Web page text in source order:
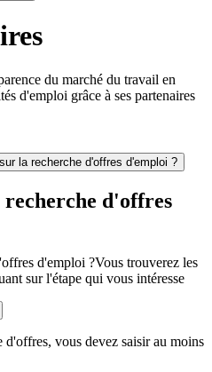
du marché du travail en
d'emploi grâce à ses partenaires
la recherche d'offres d'emploi ?
d'offres
d'emploi ?Vous trouverez les
sur l'étape qui vous intéresse
d'offres, vous devez saisir au moins